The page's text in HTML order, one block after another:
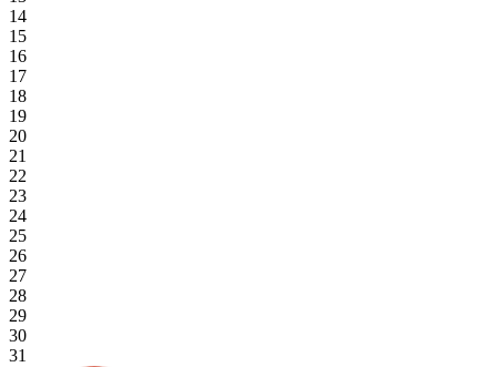
14
15
16
17
18
19
20
21
22
23
24
25
26
27
28
29
30
31